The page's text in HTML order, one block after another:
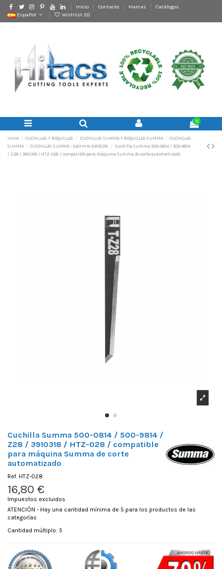
Inicio Contacto Marcas
Catálogos
Español
Wishlist (0)
0
Inicio CUCHILLAS Y BOQUILLAS CUCHILLAS SUMMA Y BOQUILLAS SUMMA
CUCHILLAS
SUMMA
CUCHILLAS SUMMA - 0,63 mm GROSOR
Cuchilla Summa 500-0814 / 500-9814
/ Z28 / 3910318 / HTZ-028 / compatible para máquina Summa de corte automatizado
Cuchilla Summa 500-0814 / 500-9814 /
Z28 / 3910318 / HTZ-028 / compatible
para máquina Summa de corte
automatizado
Ref. HTZ-028
16,80 €
Impuestos excluidos
ATENCIÓN - Hay una cantidad mínima de 5 para los productos de las
categorías
Cantidad múltiplo: 5